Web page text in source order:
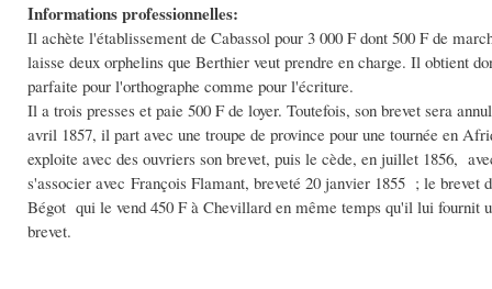
Informations professionnelles:
Il achète l'établissement de Cabassol pour 3 000 F dont 500 F de
laisse deux orphelins que Berthier veut prendre en charge. Il obtient
parfaite pour l'orthographe comme pour l'écriture.
Il a trois presses et paie 500 F de loyer. Toutefois, son brevet sera
avril 1857, il part avec une troupe de province pour une tournée en
exploite avec des ouvriers son brevet, puis le cède, en juillet 1856,
s'associer avec François Flamant, breveté 20 janvier 1855 ; le brevet
Bégot qui le vend 450 F à Chevillard en même temps qu'il lui fournit
brevet.